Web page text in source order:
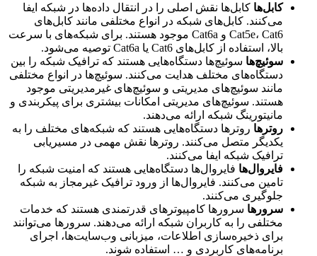
کابل‌ها کابل‌ها نقش اصلی را در انتقال داده‌ها در شبکه ایفا
می‌کنند. کابل‌های شبکه در انواع مختلفی مانند کابل‌های
Cat5e، Cat6 و Cat6a موجود هستند. برای شبکه‌های با سرعت
بالا، استفاده از کابل‌های Cat6 یا Cat6a توصیه می‌شود.
سوئیچ‌ها سوئیچ‌ها دستگاه‌هایی هستند که ترافیک شبکه را بین
دستگاه‌های مختلف هدایت می‌کنند. سوئیچ‌ها در انواع مختلفی
مانند سوئیچ‌های مدیریتی و سوئیچ‌های غیرمدیریتی موجود
هستند. سوئیچ‌های مدیریتی امکانات بیشتری برای پیکربندی و
مانیتورینگ شبکه ارائه می‌دهند.
روترها روترها دستگاه‌هایی هستند که شبکه‌های مختلف را به
یکدیگر متصل می‌کنند. روترها نقش مهمی در مسیریابی
ترافیک شبکه ایفا می‌کنند.
فایروال‌ها فایروال‌ها دستگاه‌هایی هستند که امنیت شبکه را
تامین می‌کنند. فایروال‌ها از ورود ترافیک غیرمجاز به شبکه
جلوگیری می‌کنند.
سرورها سرورها کامپیوترهای قدرتمندی هستند که خدمات
مختلفی را به کاربران شبکه ارائه می‌دهند. سرورها می‌توانند
برای ذخیره‌سازی اطلاعات، میزبانی وب‌سایت‌ها، اجرای
برنامه‌های کاربردی و … استفاده شوند.